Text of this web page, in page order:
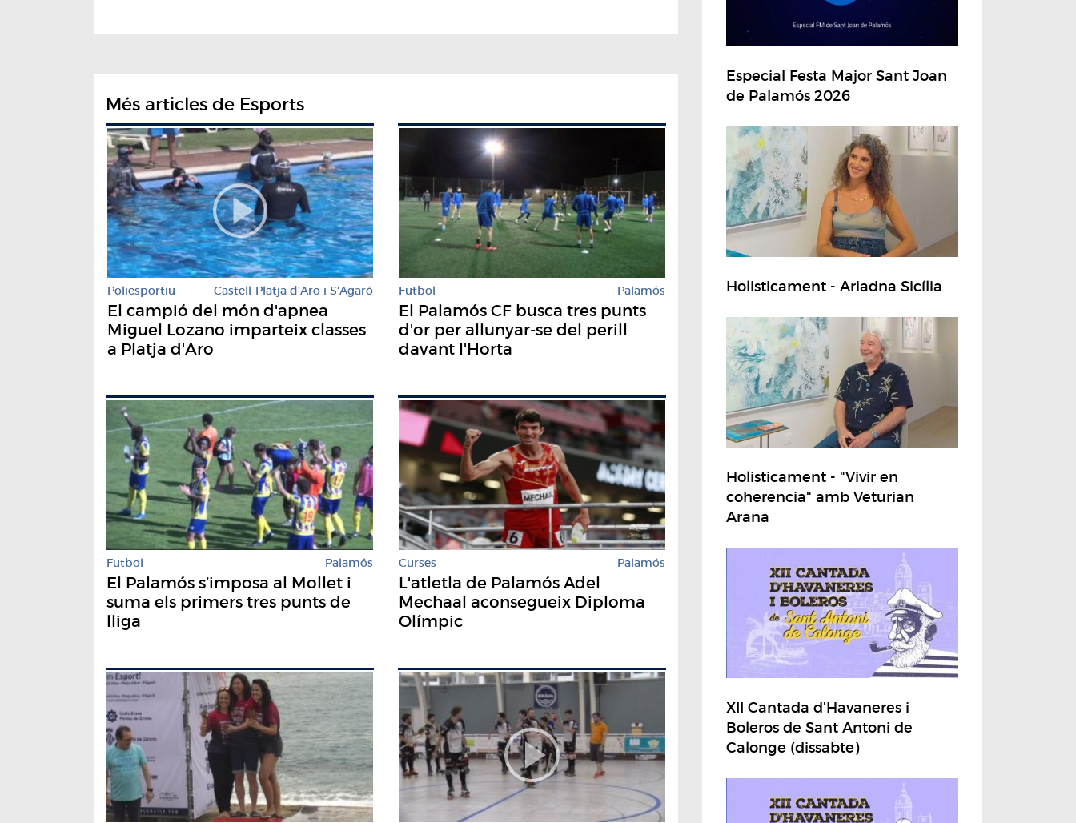
Més articles de Esports
Poliesportiu Castell-Platja d'Aro i S'Agaró
El campió del món d'apnea
Miguel Lozano imparteix classes
a Platja d'Aro
Futbol Palamós
El Palamós CF busca tres punts
d'or per allunyar-se del perill
davant l'Horta
Futbol Palamós
El Palamós s’imposa al Mollet i
suma els primers tres punts de
lliga
Curses Palamós
L'atletla de Palamós Adel
Mechaal aconsegueix Diploma
Olímpic
Especial Festa Major Sant Joan
de Palamós 2026
Holisticament - Ariadna Sicília
Holisticament - "Vivir en
coherencia" amb Veturian
Arana
XII Cantada d'Havaneres i
Boleros de Sant Antoni de
Calonge (dissabte)